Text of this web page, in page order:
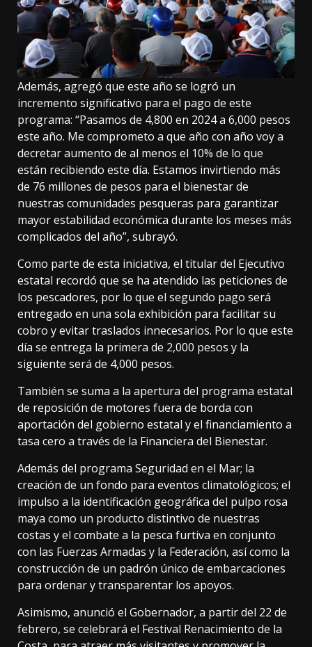
Además, agregó que este año se logró un
incremento significativo para el pago de este
programa: “Pasamos de 4,800 en 2024 a 6,000 pesos
este año. Me comprometo a que año con año voy a
decretar aumento de al menos el 10% de lo que
están recibiendo este día. Estamos invirtiendo más
de 76 millones de pesos para el bienestar de
nuestras comunidades pesqueras para garantizar
mayor estabilidad económica durante los meses más
complicados del año”, subrayó.
Como parte de esta iniciativa, el titular del Ejecutivo
estatal recordó que se ha atendido las peticiones de
los pescadores, por lo que el segundo pago será
entregado en una sola exhibición para facilitar su
cobro y evitar traslados innecesarios. Por lo que este
día se entrega la primera de 2,000 pesos y la
siguiente será de 4,000 pesos.
También se suma a la apertura del programa estatal
de reposición de motores fuera de borda con
aportación del gobierno estatal y el financiamiento a
tasa cero a través de la Financiera del Bienestar.
Además del programa Seguridad en el Mar; la
creación de un fondo para eventos climatológicos; el
impulso a la identificación geográfica del pulpo rosa
maya como un producto distintivo de nuestras
costas y el combate a la pesca furtiva en conjunto
con las Fuerzas Armadas y la Federación, así como la
construcción de un padrón único de embarcaciones
para ordenar y transparentar los apoyos.
Asimismo, anunció el Gobernador, a partir del 22 de
febrero, se celebrará el Festival Renacimiento de la